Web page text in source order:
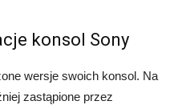
konsol Sony
wersje swoich konsol. Na
zastąpione przez